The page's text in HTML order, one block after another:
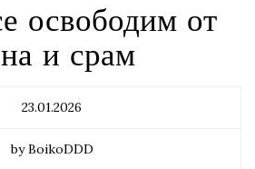
освободим от
и срам
23.01.2026
by BoikoDDD